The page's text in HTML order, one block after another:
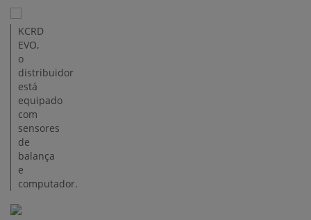
KCRD
EVO,
o
distribuidor
está
equipado
com
sensores
de
balança
e
computador.